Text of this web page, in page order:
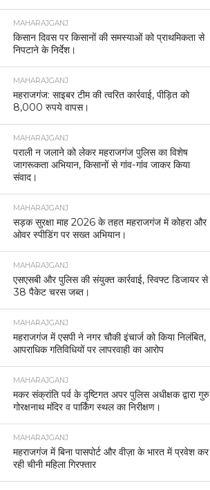
MAHARAJGANJ
किसान दिवस पर किसानों की समस्याओं को प्राथमिकता से
निपटाने के निर्देश।
MAHARAJGANJ
महराजगंज: साइबर टीम की त्वरित कार्रवाई, पीड़ित को
8,000 रुपये वापस।
MAHARAJGANJ
पराली न जलाने को लेकर महराजगंज पुलिस का विशेष
जागरूकता अभियान, किसानों से गांव-गांव जाकर किया
संवाद।
MAHARAJGANJ
सड़क सुरक्षा माह 2026 के तहत महराजगंज में कोहरा और
ओवर स्पीडिंग पर सख्त अभियान।
MAHARAJGANJ
एसएसबी और पुलिस की संयुक्त कार्रवाई, स्विफ्ट डिजायर से
38 पैकेट चरस जब्त।
MAHARAJGANJ
महराजगंज में एसपी ने नगर चौकी इंचार्ज को किया निलंबित,
आपराधिक गतिविधियों पर लापरवाही का आरोप
MAHARAJGANJ
मकर संक्रांति पर्व के दृष्टिगत अपर पुलिस अधीक्षक द्वारा गुरु
गोरक्षनाथ मंदिर व पार्किंग स्थल का निरीक्षण।
MAHARAJGANJ
महराजगंज में बिना पासपोर्ट और वीज़ा के भारत में प्रवेश कर
रही चीनी महिला गिरफ्तार